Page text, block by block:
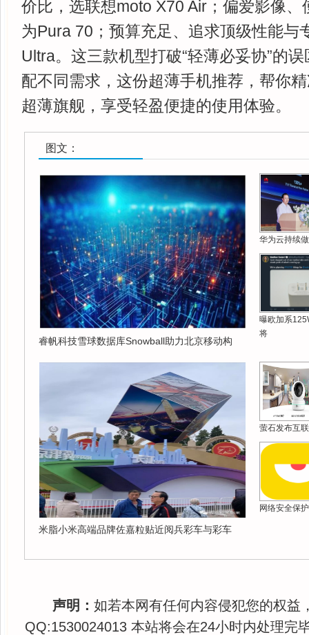
价比，选联想moto X70 Air；偏爱影像
为Pura 70；预算充足、追求顶级性能与
Ultra。这三款机型打破“轻薄必妥协”的
配不同需求，这份超薄手机推荐，帮你
超薄旗舰，享受轻盈便捷的使用体验。
图文：
睿帆科技雪球数据库Snowball助力北京移动构
华为云持续
曝欧加系
将
米脂小米高端品牌佐嘉粒贴近阅兵彩车与彩车
萤石发布互
网络安全保
声明： 如若本网有任何内容侵犯您的权益
QQ:1530024013 本站将会在24小时内处理完